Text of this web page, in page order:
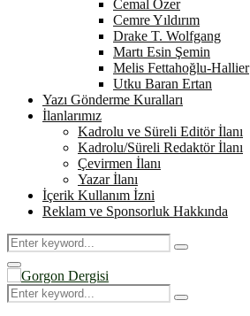
Cemal Özer
Cemre Yıldırım
Drake T. Wolfgang
Martı Esin Şemin
Melis Fettahoğlu-Hallier
Utku Baran Ertan
Yazı Gönderme Kuralları
İlanlarımız
Kadrolu ve Süreli Editör İlanı
Kadrolu/Süreli Redaktör İlanı
Çevirmen İlanı
Yazar İlanı
İçerik Kullanım İzni
Reklam ve Sponsorluk Hakkında
Search
for:
Search
Primary
Menu
Search
for:
Search